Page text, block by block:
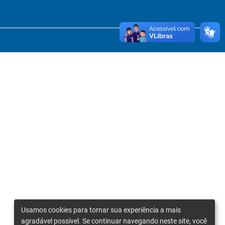
Usamos cookies para tornar sua experiência a mais
agradável possível. Se continuar navegando neste site, você